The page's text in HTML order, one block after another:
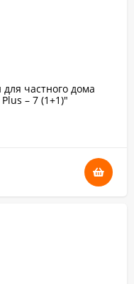
частного дома
– 7 (1+1)"